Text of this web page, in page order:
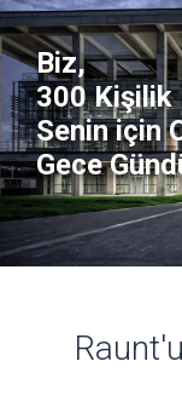
Biz,
300 Kişilik
Senin için
Gece